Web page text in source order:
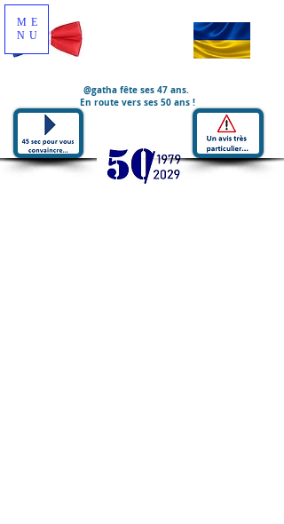
@gatha fête ses 47 ans.
En route vers ses 50 ans !
ME
NU